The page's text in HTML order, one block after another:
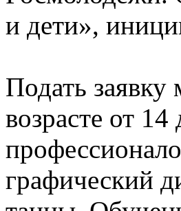
и дети»,
Подать заявку
возрасте от
графический